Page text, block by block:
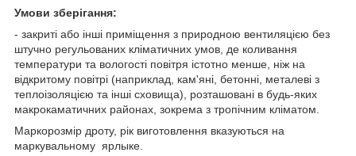
Умови зберігання:
- закриті або інші приміщення з природною вентиляцією без
штучно регульованих кліматичних умов, де коливання
температури та вологості повітря істотно менше, ніж на
відкритому повітрі (наприклад, кам'яні, бетонні, металеві з
теплоізоляцією та інші сховища), розташовані в будь-яких
макрокаматичних районах, зокрема з тропічним кліматом.
Маркорозмір дроту, рік виготовлення вказуються на
маркувальному ярлыке.